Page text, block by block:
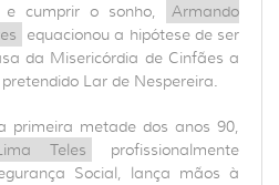
e cumprir o sonho,
Armando
equacionou a hipótese de ser
da Misericórdia de Cinfães a
Lar de Nespereira.
primeira metade dos anos 90,
Teles
profissionalmente
Social, lança mãos à